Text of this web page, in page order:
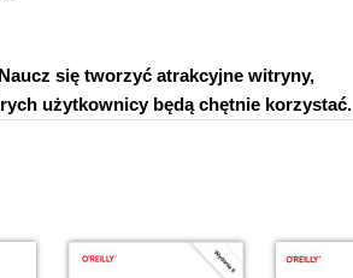
Naucz się tworzyć atrakcyjne witryny,
użytkownicy będą chętnie korzystać.